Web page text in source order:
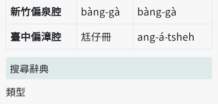
新竹偏泉腔
bàng-gà
bàng-gà
臺中偏漳腔
尪仔冊 ang-á-tsheh
搜尋辭典
類型